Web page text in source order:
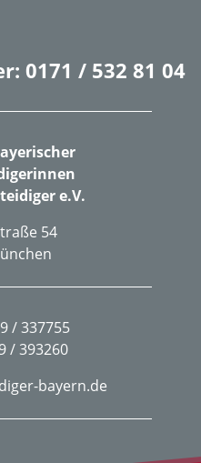
0171 / 532 81 04
e.V.
54
/ 337755
/ 393260
bayern.de